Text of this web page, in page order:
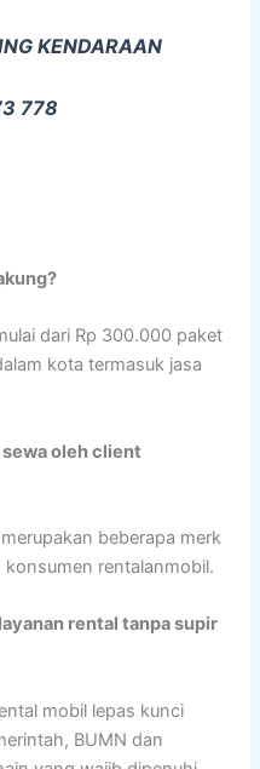
KENDARAAN
778
dari Rp 300.000 paket
kota termasuk jasa
oleh client
beberapa merk
rentalanmobil.
rental tanpa supir
mobil lepas kunci
BUMN dan